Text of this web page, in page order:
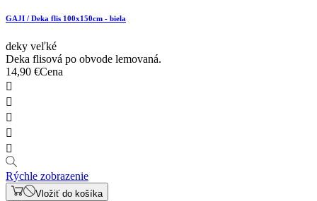
GAJI / Deka flis 100x150cm - biela
deky veľké
Deka flisová po obvode lemovaná.
14,90 €Cena





Rýchle zobrazenie
Vložiť do košíka